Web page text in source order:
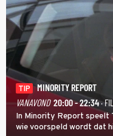
TIP
MINORITY REPORT
VANAVOND 20:00 - 22:34·
In Minority Report speelt
wie voorspeld wordt dat